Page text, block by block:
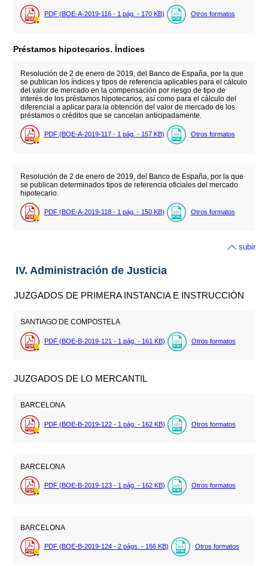
PDF (BOE-A-2019-116 - 1 pág. - 170 KB) Otros formatos
Préstamos hipotecarios. Índices
Resolución de 2 de enero de 2019, del Banco de España, por la que
se publican los índices y tipos de referencia aplicables para el cálculo
del valor de mercado en la compensación por riesgo de tipo de
interés de los préstamos hipotecarios, así como para el cálculo del
diferencial a aplicar para la obtención del valor de mercado de los
préstamos o créditos que se cancelan anticipadamente.
PDF (BOE-A-2019-117 - 1 pág. - 157 KB) Otros formatos
Resolución de 2 de enero de 2019, del Banco de España, por la que
se publican determinados tipos de referencia oficiales del mercado
hipotecario.
PDF (BOE-A-2019-118 - 1 pág. - 150 KB) Otros formatos
subir
IV. Administración de Justicia
JUZGADOS DE PRIMERA INSTANCIA E INSTRUCCIÓN
SANTIAGO DE COMPOSTELA
PDF (BOE-B-2019-121 - 1 pág. - 161 KB) Otros formatos
JUZGADOS DE LO MERCANTIL
BARCELONA
PDF (BOE-B-2019-122 - 1 pág. - 162 KB) Otros formatos
BARCELONA
PDF (BOE-B-2019-123 - 1 pág. - 162 KB) Otros formatos
BARCELONA
PDF (BOE-B-2019-124 - 2 págs. - 166 KB) Otros formatos